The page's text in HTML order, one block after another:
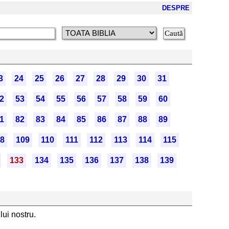
DESPRE
24 25 26 27 28 29 30 31
53 54 55 56 57 58 59 60
82 83 84 85 86 87 88 89
109 110 111 112 113 114 115
133 134 135 136 137 138 139
nostru.